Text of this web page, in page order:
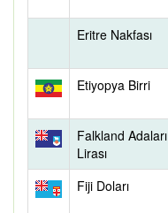
Eritre Nakfası
Etiyopya Birri
Falkland Adaları
Lirası
Fiji Doları